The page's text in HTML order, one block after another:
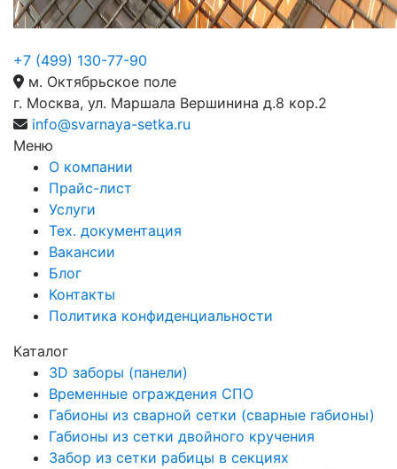
+7 (499) 130-77-90
м. Октябрьское поле
г. Москва, ул. Маршала Вершинина д.8 кор.2
info@svarnaya-setka.ru
Меню
О компании
Прайс-лист
Услуги
Тех. документация
Вакансии
Блог
Контакты
Политика конфиденциальности
Каталог
3D заборы (панели)
Временные ограждения СПО
Габионы из сварной сетки (сварные габионы)
Габионы из сетки двойного кручения
Забор из сетки рабицы в секциях